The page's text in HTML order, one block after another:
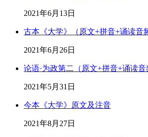
2021年6月13日
古本《大学》（原文+拼音+诵读音
2021年6月26日
论语·为政第二（原文+拼音+诵读音
2021年5月31日
今本《大学》原文及注音
2021年8月27日